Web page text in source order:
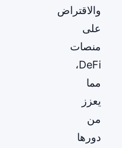
والاقتراض
على
منصات
DeFi،
مما
يعزز
من
دورها